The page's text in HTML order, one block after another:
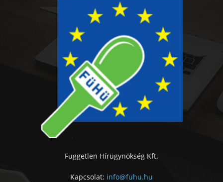
Független Hírügynökség Kft.
Kapcsolat: info@fuhu.hu